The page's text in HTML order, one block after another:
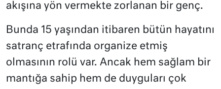
akışına yön vermekte zorlanan bir genç.
Bunda 15 yaşından itibaren bütün hayatını
satranç etrafında organize etmiş
olmasının rolü var. Ancak hem sağlam bir
mantığa sahip hem de duyguları çok